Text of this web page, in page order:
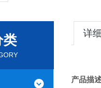
类 详
产品描